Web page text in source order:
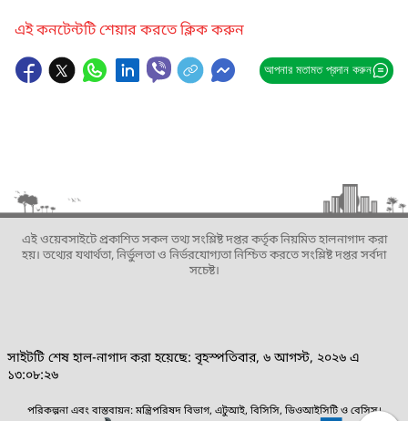
এই কনটেন্টটি শেয়ার করতে ক্লিক করুন
আপনার মতামত প্রদান করুন
এই ওয়েবসাইটে প্রকাশিত সকল তথ্য সংশ্লিষ্ট দপ্তর কর্তৃক নিয়মিত হালনাগাদ করা
হয়। তথ্যের যথার্থতা, নির্ভুলতা ও নির্ভরযোগ্যতা নিশ্চিত করতে সংশ্লিষ্ট দপ্তর সর্বদা
সচেষ্ট।
সাইটটি শেষ হাল-নাগাদ করা হয়েছে: বৃহস্পতিবার, ৬ আগস্ট, ২০২৬ এ
১৩:০৮:২৬
পরিকল্পনা এবং বাস্তবায়ন: মন্ত্রিপরিষদ বিভাগ, এটুআই, বিসিসি, ডিওআইসিটি ও বেসিস।